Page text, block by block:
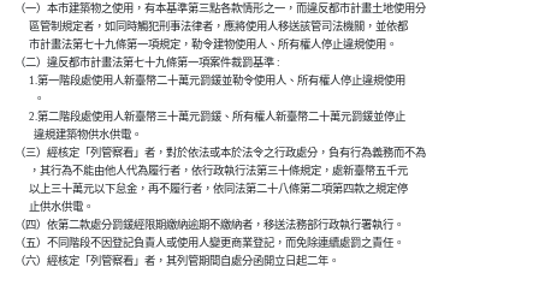
    （一）本市建築物之使用，有本基準第三點各款情形之一，而違反都市計畫土地使用分
          區管制規定者，如同時觸犯刑事法律者，應將使用人移送該管司法機關，並依都
          市計畫法第七十九條第一項規定，勒令建物使用人、所有權人停止違規使用。
    （二）違反都市計畫法第七十九條第一項案件裁罰基準 :
          1.第一階段處使用人新臺幣二十萬元罰鍰並勒令使用人、所有權人停止違規使用
            。
          2.第二階段處使用人新臺幣三十萬元罰鍰、所有權人新臺幣二十萬元罰鍰並停止
            違規建築物供水供電。
    （三）經核定「列管察看」者，對於依法或本於法令之行政處分，負有行為義務而不為
          ，其行為不能由他人代為履行者，依行政執行法第三十條規定，處新臺幣五千元
          以上三十萬元以下怠金，再不履行者，依同法第二十八條第二項第四款之規定停
          止供水供電。
    （四）依第二款處分罰鍰經限期繳納逾期不繳納者，移送法務部行政執行署執行。
    （五）不同階段不因登記負責人或使用人變更商業登記，而免除連續處罰之責任。
    （六）經核定「列管察看」者，其列管期間自處分函開立日起二年。